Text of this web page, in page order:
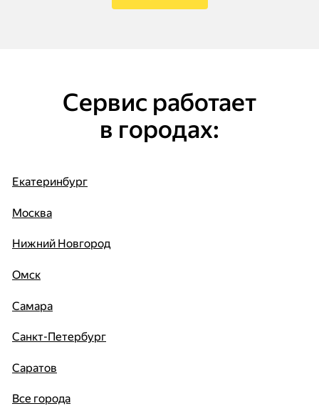
Сервис работает
в городах:
Екатеринбург
Москва
Нижний Новгород
Омск
Самара
Санкт-Петербург
Саратов
Все города